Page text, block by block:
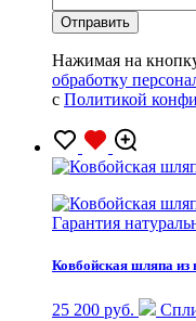
Нажимая на
обработку
с Политикой
Гарантия
Ковбойская шляпа из
25 200 руб.